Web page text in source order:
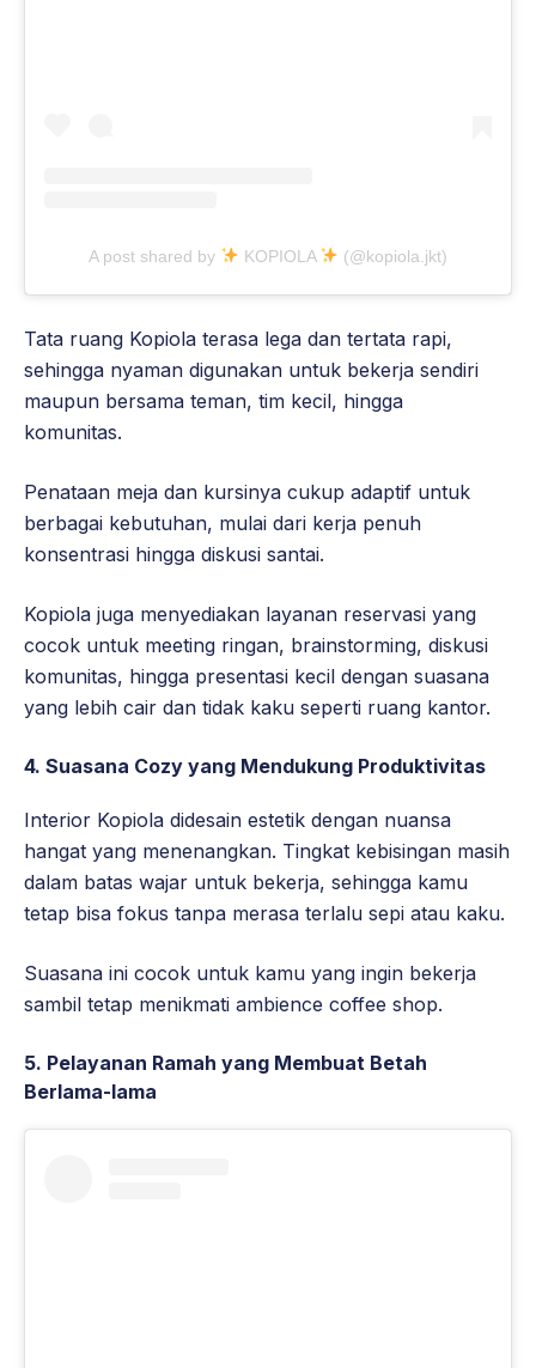
A post shared by KOPIOLA (@kopiola.jkt)
Tata ruang Kopiola terasa lega dan tertata rapi,
sehingga nyaman digunakan untuk bekerja sendiri
maupun bersama teman, tim kecil, hingga
komunitas.
Penataan meja dan kursinya cukup adaptif untuk
berbagai kebutuhan, mulai dari kerja penuh
konsentrasi hingga diskusi santai.
Kopiola juga menyediakan layanan reservasi yang
cocok untuk meeting ringan, brainstorming, diskusi
komunitas, hingga presentasi kecil dengan suasana
yang lebih cair dan tidak kaku seperti ruang kantor.
4. Suasana Cozy yang Mendukung Produktivitas
Interior Kopiola didesain estetik dengan nuansa
hangat yang menenangkan. Tingkat kebisingan masih
dalam batas wajar untuk bekerja, sehingga kamu
tetap bisa fokus tanpa merasa terlalu sepi atau kaku.
Suasana ini cocok untuk kamu yang ingin bekerja
sambil tetap menikmati ambience coffee shop.
5. Pelayanan Ramah yang Membuat Betah
Berlama-lama